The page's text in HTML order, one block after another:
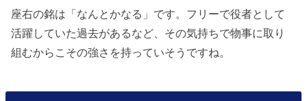
座右の銘は「なんとかなる」です。フリーで役者として
活躍していた過去があるなど、その気持ちで物事に取り
組むからこその強さを持っていそうですね。